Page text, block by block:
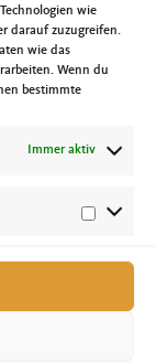
wie
darauf zuzugreifen.
wie das
Wenn du
bestimmte
Immer aktiv
den heutigen
im
„Abgrenzen
unter anderem die
der
sowie die
Werder und